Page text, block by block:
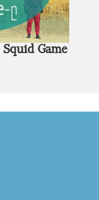
Game